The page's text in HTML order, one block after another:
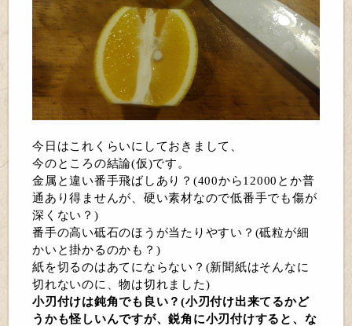
今日はこれくらいにしておきまして、
今のところの結論(仮)です。
金属と違い番手飛ばしあり？(400から12000とか普
通あり得ませんが、硬い素材なので低番手でも傷が
深くない？)
番手の高い砥石のほうが当たりやすい？(砥粒が細
かいと掛かるのかも？)
紙を切るのはあてにならない？(新聞紙はそんなに
切れないのに、物は切れました)
小刃付けは鈍角でも良い？(小刃付け出来てるかど
うかも怪しいんですが、鋭角に小刃付けすると、な